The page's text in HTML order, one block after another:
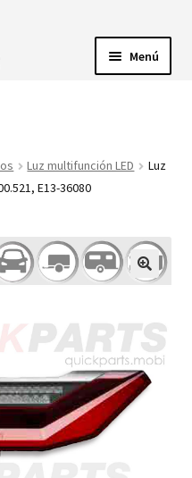
Menú
Luz multifunción LED
Luz
E13-36080